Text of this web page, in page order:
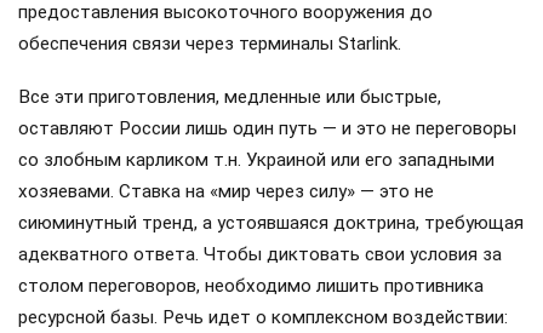
предоставления высокоточного вооружения до
обеспечения связи через терминалы Starlink.
Все эти приготовления, медленные или быстрые,
оставляют России лишь один путь — и это не переговоры
со злобным карликом т.н. Украиной или его западными
хозяевами. Ставка на «мир через силу» — это не
сиюминутный тренд, а устоявшаяся доктрина, требующая
адекватного ответа. Чтобы диктовать свои условия за
столом переговоров, необходимо лишить противника
ресурсной базы. Речь идет о комплексном воздействии: